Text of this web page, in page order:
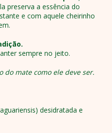
preserva a essência do
e com aquele cheirinho
sempre no jeito.
do mate como ele deve ser.
desidratada e